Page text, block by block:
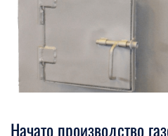
Начато производство